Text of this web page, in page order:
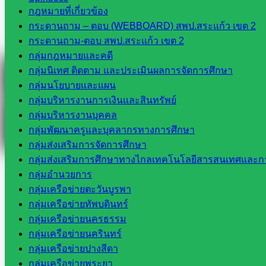
กฎหมายที่เกี่ยวข้อง
กระดานถาม – ตอบ (WEBBOARD) สพป.สระแก้ว เขต 2
กระดานถาม-ตอบ สพป.สระแก้ว เขต 2
กลุ่มกฎหมายและคดี
กลุ่มนิเทศ ติดตาม และประเมินผลการจัดการศึกษา
กลุ่มนโยบายและแผน
กลุ่มบริหารงานการเงินและสินทรัพย์
กลุ่มบริหารงานบุคคล
กลุ่มพัฒนาครูและบุคลากรทางการศึกษา
กลุ่มส่งเสริมการจัดการศึกษา
กลุ่มส่งเสริมการศึกษาทางไกลเทคโนโลยีสารสนเทศและ
กลุ่มอำนวยการ
กลุ่มเครือข่ายตะวันบูรพา
กลุ่มเครือข่ายทัพบดินทร์
กลุ่มเครือข่ายนครธรรม
กลุ่มเครือข่ายนครินทร์
กลุ่มเครือข่ายปางสีดา
กลุ่มเครือข่ายพระยา
Facebook